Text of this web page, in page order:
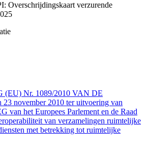
Overschrijdingskaart verzurende
(EU) Nr. 1089/2010 VAN DE
november 2010 ter uitvoering van
van het Europees Parlement en de Raad
van verzamelingen ruimtelijke
met betrekking tot ruimtelijke